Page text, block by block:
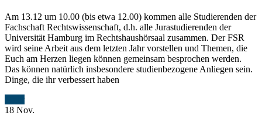
Am 13.12 um 10.00 (bis etwa 12.00) kommen alle Studierenden der
Fachschaft Rechtswissenschaft, d.h. alle Jurastudierenden der
Universität Hamburg im Rechtshaushörsaal zusammen. Der FSR
wird seine Arbeit aus dem letzten Jahr vorstellen und Themen, die
Euch am Herzen liegen können gemeinsam besprochen werden.
Das können natürlich insbesondere studienbezogene Anliegen sein.
Dinge, die ihr verbessert haben
18 Nov.